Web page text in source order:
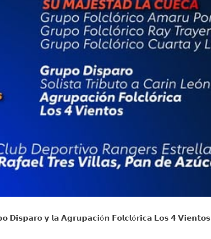
𝗗𝗶𝘀𝗽𝗮𝗿𝗼 𝘆 𝗹𝗮 𝗔𝗴𝗿𝘂𝗽𝗮𝗰𝗶ó𝗻 𝗙𝗼𝗹𝗰𝗹ó𝗿𝗶𝗰𝗮 𝗟𝗼𝘀 𝟰 𝗩𝗶𝗲𝗻𝘁𝗼𝘀